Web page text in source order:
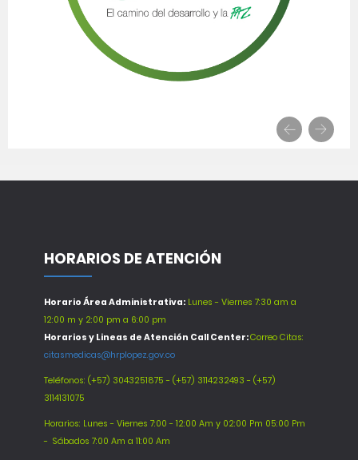
HORARIOS DE ATENCIÓN
Horario Área Administrativa: Lunes - Viernes 7:30 am a
12:00 m y 2:00 pm a 6:00 pm
Horarios y Lineas de Atención Call Center:Correo Citas:
citasmedicas@hrplopez.gov.co
Teléfonos: (+57) 3043251875 - (+57) 3114232493 - (+57)
3114131075
Horarios: Lunes - Viernes 7:00 - 12:00 Am y 02:00 Pm 05:00 Pm
- Sábados 7:00 Am a 11:00 Am